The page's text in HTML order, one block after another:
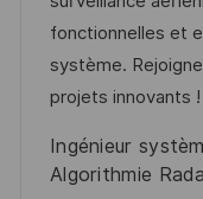
fonctionnelles et
système.
projets innovants !
Ingénieur
Algorithmie